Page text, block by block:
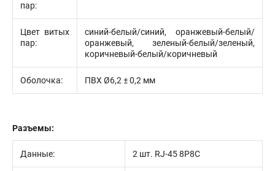
пар:
Цвет витых
пар:
синий-белый/синий, оранжевый-белый/
оранжевый, зеленый-белый/зеленый,
коричневый-белый/коричневый
Оболочка: ПВХ Ø6,2 ± 0,2 мм
Разъемы:
Данные: 2 шт. RJ-45 8P8C